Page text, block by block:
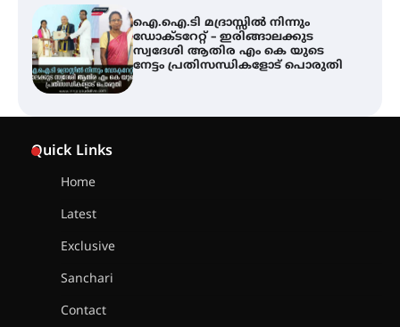
ഐ.ഐ.ടി മദ്രാസ്സിൽ നിന്നും
ഡോക്ടറേറ്റ് – ഇരിങ്ങാലക്കുട
സ്വദേശി ആതിര എം കെ യുടെ
നേട്ടം പ്രതിസന്ധികളോട് പൊരുതി
Quick Links
Home
Latest
Exclusive
Sanchari
Contact